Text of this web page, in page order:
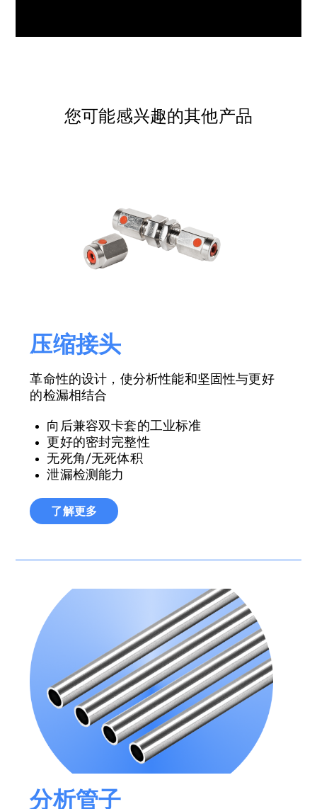
您可能感兴趣的其他产品
压缩接头
革命性的设计，使分析性能和坚固性与更好
的检漏相结合
向后兼容双卡套的工业标准
更好的密封完整性
无死角/无死体积
泄漏检测能力
了解更多
分析管子